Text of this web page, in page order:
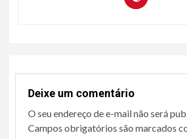
Deixe um comentário
O seu endereço de e-mail não será
Campos obrigatórios são marcados